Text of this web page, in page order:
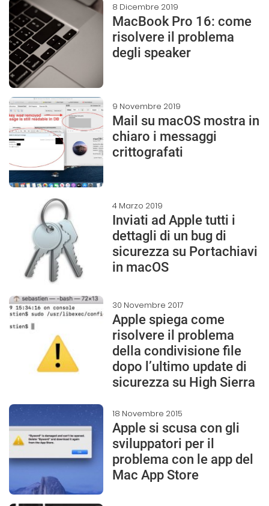
8 Dicembre 2019
MacBook Pro 16: come
risolvere il problema
degli speaker
9 Novembre 2019
Mail su macOS mostra in
chiaro i messaggi
crittografati
4 Marzo 2019
Inviati ad Apple tutti i
dettagli di un bug di
sicurezza su Portachiavi
in macOS
30 Novembre 2017
Apple spiega come
risolvere il problema
della condivisione file
dopo l’ultimo update di
sicurezza su High Sierra
18 Novembre 2015
Apple si scusa con gli
sviluppatori per il
problema con le app del
Mac App Store